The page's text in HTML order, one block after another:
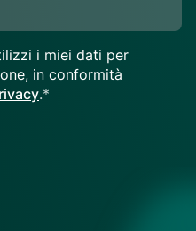
i miei dati per
in conformità
.*